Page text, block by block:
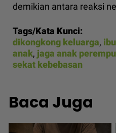
demikian antara reaksi
Tags/Kata Kunci:
dikongkong keluarga,
anak, jaga anak
sekat kebebasan
Baca Juga